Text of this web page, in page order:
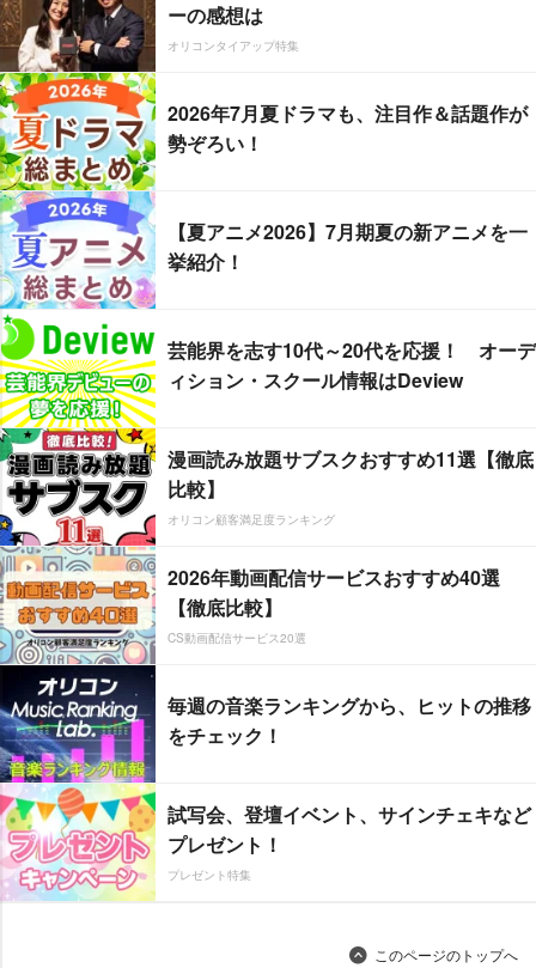
ーの感想は
オリコンタイアップ特集
2026年7月夏ドラマも、注目作＆話題作が
勢ぞろい！
【夏アニメ2026】7月期夏の新アニメを一
挙紹介！
芸能界を志す10代～20代を応援！ オーデ
ィション・スクール情報はDeview
漫画読み放題サブスクおすすめ11選【徹底
比較】
オリコン顧客満足度ランキング
2026年動画配信サービスおすすめ40選
【徹底比較】
CS動画配信サービス20選
毎週の音楽ランキングから、ヒットの推移
をチェック！
試写会、登壇イベント、サインチェキなど
プレゼント！
プレゼント特集
このページのトップへ